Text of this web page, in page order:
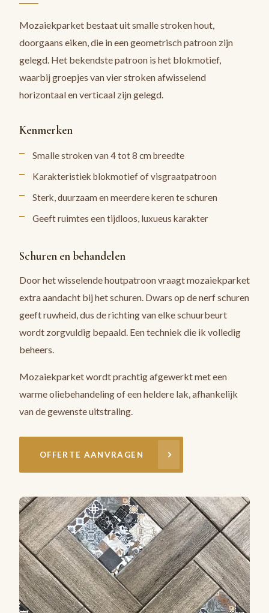
Mozaiekparket bestaat uit smalle stroken hout,
doorgaans eiken, die in een geometrisch patroon zijn
gelegd. Het bekendste patroon is het blokmotief,
waarbij groepjes van vier stroken afwisselend
horizontaal en verticaal zijn gelegd.
Kenmerken
Smalle stroken van 4 tot 8 cm breedte
Karakteristiek blokmotief of visgraatpatroon
Sterk, duurzaam en meerdere keren te schuren
Geeft ruimtes een tijdloos, luxueus karakter
Schuren en behandelen
Door het wisselende houtpatroon vraagt mozaiekparket
extra aandacht bij het schuren. Dwars op de nerf schuren
geeft ruwheid, dus de richting van elke schuurbeurt
wordt zorgvuldig bepaald. Een techniek die ik volledig
beheers.
Mozaiekparket wordt prachtig afgewerkt met een
warme oliebehandeling of een heldere lak, afhankelijk
van de gewenste uitstraling.
OFFERTE AANVRAGEN